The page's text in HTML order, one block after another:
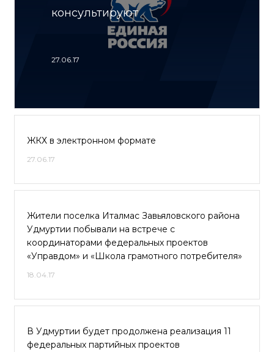
консультируют
27.06.17
ЖКХ в электронном формате
27.06.17
Жители поселка Италмас Завьяловского района
Удмуртии побывали на встрече с
координаторами федеральных проектов
«Управдом» и «Школа грамотного потребителя»
18.04.17
В Удмуртии будет продолжена реализация 11
федеральных партийных проектов